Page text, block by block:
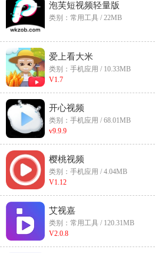
泡芙短视频轻量版
类别：常用工具 / 22MB
爱上看大米
类别：手机应用 / 10.33MB
V1.7
开心视频
类别：手机应用 / 68.01MB
v9.9.9
樱桃视频
类别：手机应用 / 4.04MB
V1.12
艾视嘉
类别：常用工具 / 120.31MB
V2.0.8